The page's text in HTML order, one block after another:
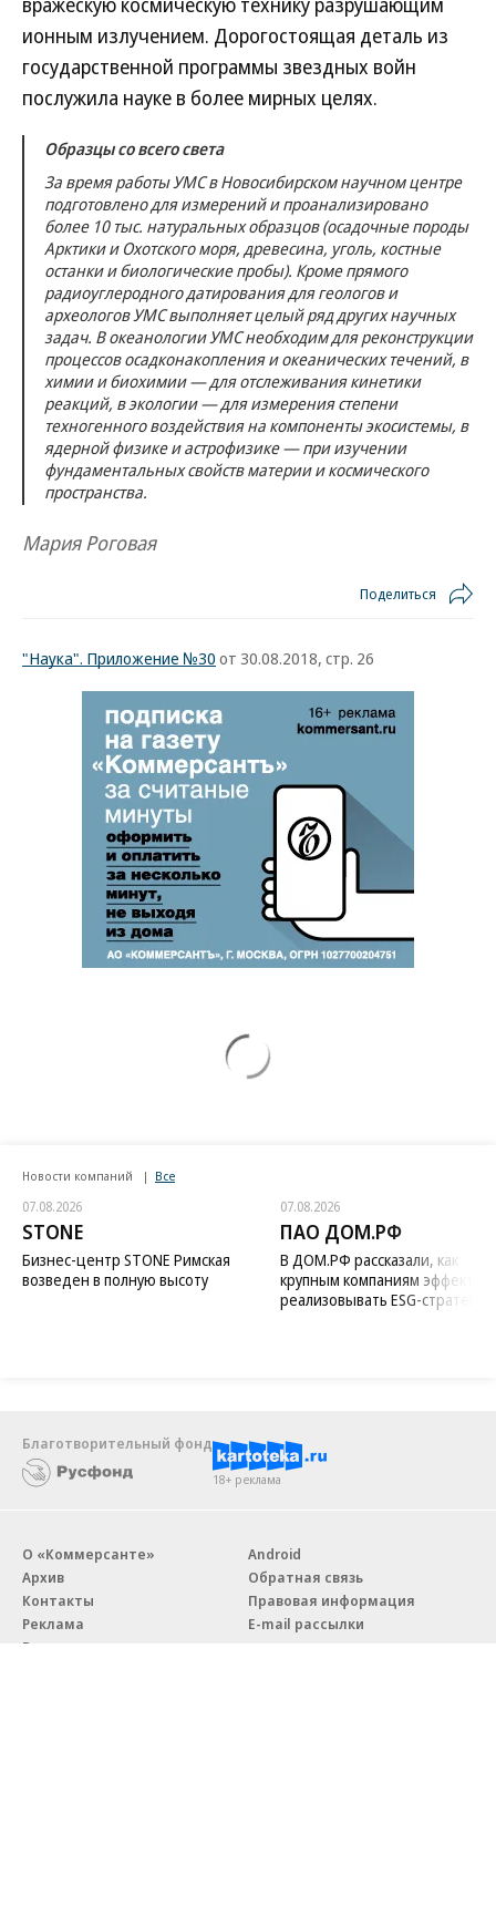
ионным излучением. Дорогостоящая деталь из
государственной программы звездных войн
послужила науке в более мирных целях.
Образцы со всего света
За время работы УМС в Новосибирском научном центре
подготовлено для измерений и проанализировано
более 10 тыс. натуральных образцов (осадочные породы
Арктики и Охотского моря, древесина, уголь, костные
останки и биологические пробы). Кроме прямого
радиоуглеродного датирования для геологов и
археологов УМС выполняет целый ряд других научных
задач. В океанологии УМС необходим для реконструкции
процессов осадконакопления и океанических течений, в
химии и биохимии — для отслеживания кинетики
реакций, в экологии — для измерения степени
техногенного воздействия на компоненты экосистемы, в
ядерной физике и астрофизике — при изучении
фундаментальных свойств материи и космического
пространства.
Мария Роговая
Поделиться
"Наука". Приложение №30 от 30.08.2018, стр. 26
Новости компаний Все
07.08.2026
STONE
Бизнес-центр STONE Римская
возведен в полную высоту
07.08.2026
ПАО ДОМ.РФ
В ДОМ.РФ рассказали, как
крупным компаниям
реализовывать ESG-стратегию
Благотворительный фонд
18+ реклама
О «Коммерсанте»
Архив
Контакты
Реклама
Вакансии
Android
Обратная связь
Правовая информация
E-mail рассылки